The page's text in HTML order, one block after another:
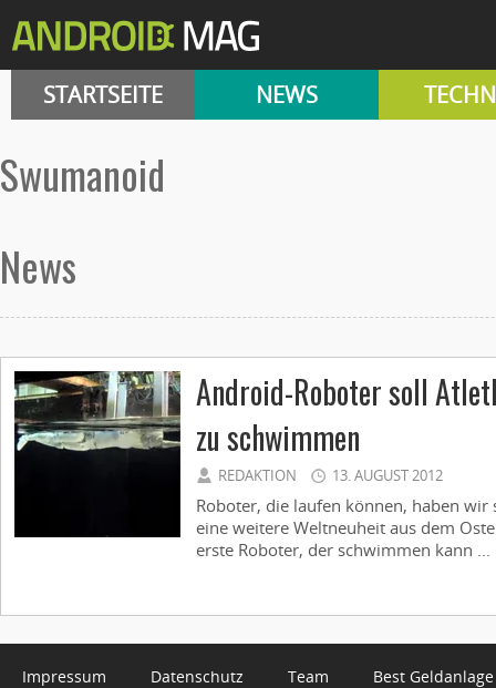
STARTSEITE NEWS
swumanoid
News
Android-Roboter soll
zu schwimmen
REDAKTION 13. AUGUST 2012
Roboter, die laufen können, haben wir
eine weitere Weltneuheit aus dem
erste Roboter, der schwimmen kann ...
Impressum Datenschutz Team Best Geldanlage